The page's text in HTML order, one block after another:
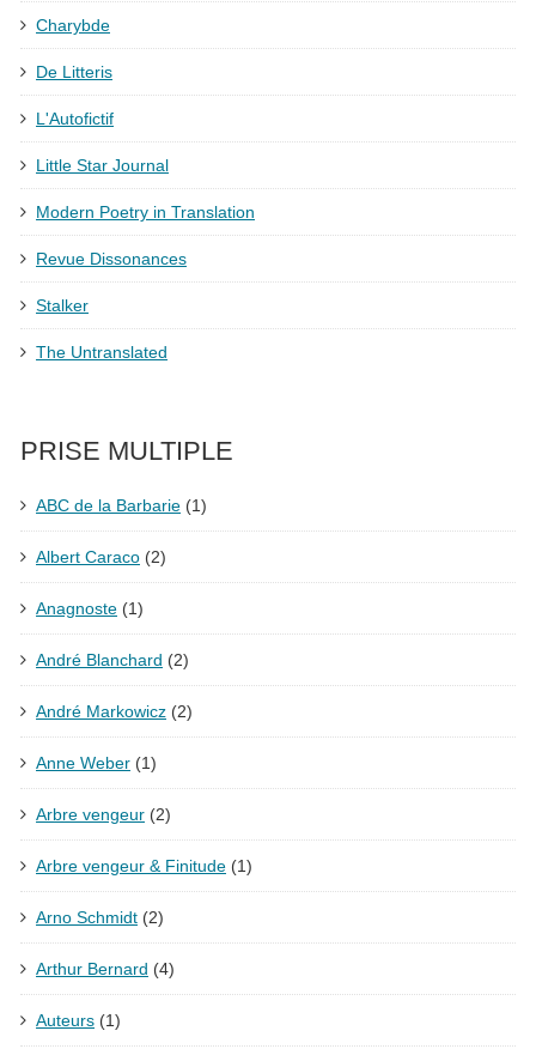
Charybde
De Litteris
L'Autofictif
Little Star Journal
Modern Poetry in Translation
Revue Dissonances
Stalker
The Untranslated
PRISE MULTIPLE
ABC de la Barbarie (1)
Albert Caraco (2)
Anagnoste (1)
André Blanchard (2)
André Markowicz (2)
Anne Weber (1)
Arbre vengeur (2)
Arbre vengeur & Finitude (1)
Arno Schmidt (2)
Arthur Bernard (4)
Auteurs (1)